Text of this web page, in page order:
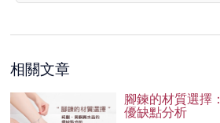
相關文章
腳鍊的材質選擇
優缺點分析